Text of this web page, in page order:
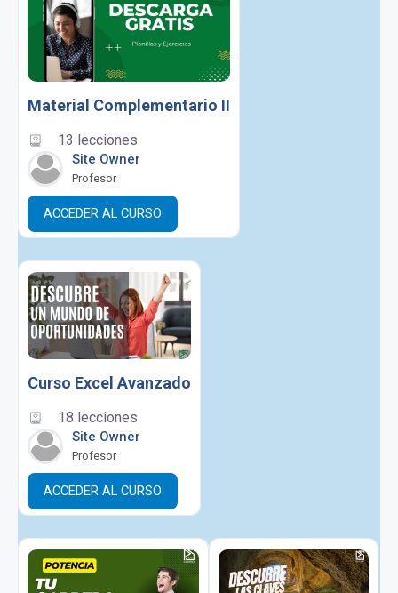
Material Complementario II
13 lecciones
Site Owner
Profesor
ACCEDER AL CURSO
Curso Excel Avanzado
18 lecciones
Site Owner
Profesor
ACCEDER AL CURSO